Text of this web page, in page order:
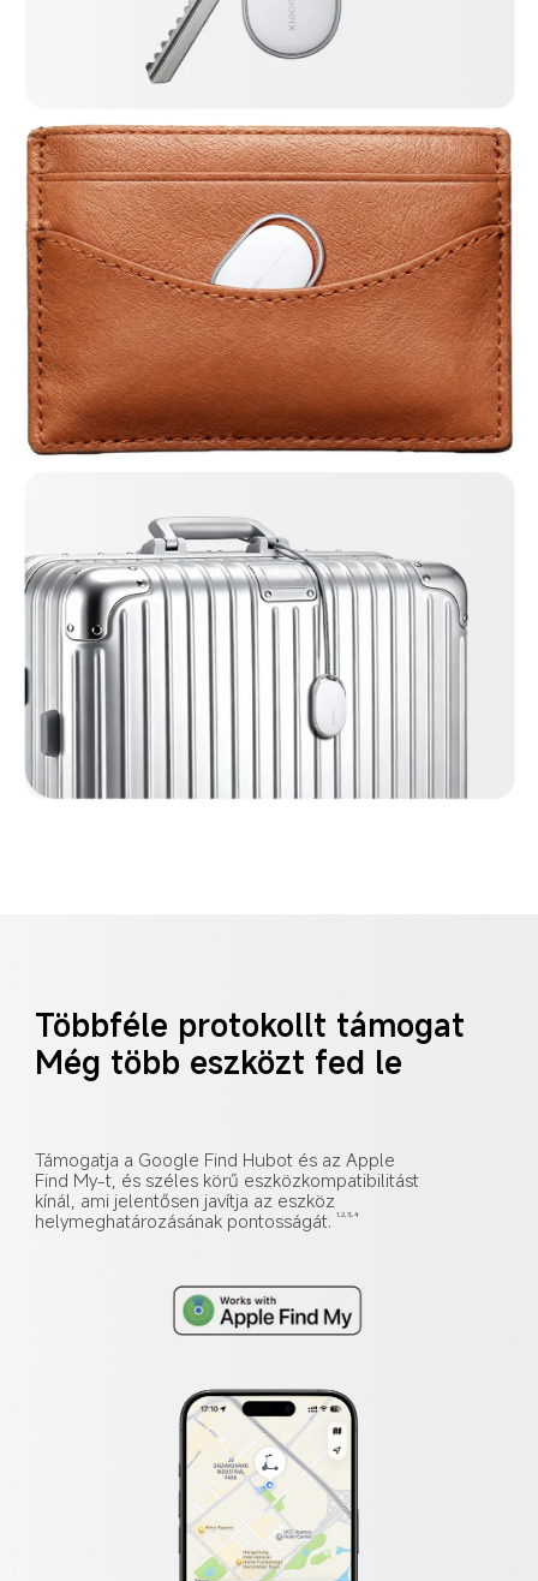
Többféle protokollt támogat
Még több eszközt fed le
Támogatja a Google Find Hubot és az Apple
Find My-t, és széles körű eszközkompatibilitást
kínál, ami jelentősen javítja az eszköz
helymeghatározásának pontosságát.
1,2,3,4